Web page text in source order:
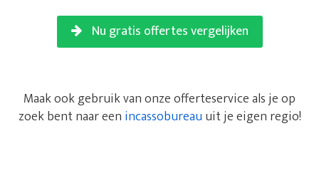
Nu gratis offertes vergelijken
Maak ook gebruik van onze offerteservice als je op
zoek bent naar een incassobureau uit je eigen regio!